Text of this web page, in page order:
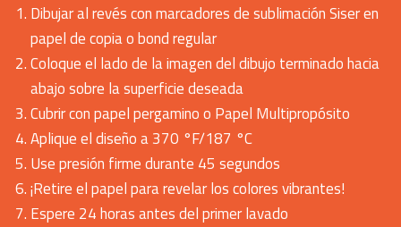
Dibujar al revés con marcadores de sublimación Siser en
papel de copia o bond regular
Coloque el lado de la imagen del dibujo terminado hacia
abajo sobre la superficie deseada
Cubrir con papel pergamino o Papel Multipropósito
Aplique el diseño a 370 °F/187 °C
Use presión firme durante 45 segundos
¡Retire el papel para revelar los colores vibrantes!
Espere 24 horas antes del primer lavado